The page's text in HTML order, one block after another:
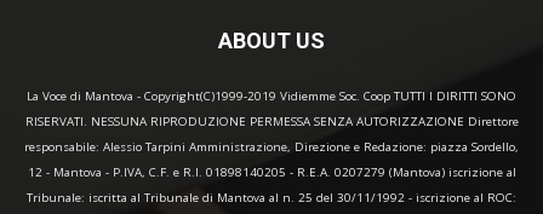
ABOUT US
La Voce di Mantova - Copyright(C)1999-2019 Vidiemme Soc. Coop TUTTI I DIRITTI SONO
RISERVATI. NESSUNA RIPRODUZIONE PERMESSA SENZA AUTORIZZAZIONE Direttore
responsabile: Alessio Tarpini Amministrazione, Direzione e Redazione: piazza Sordello,
12 - Mantova - P.IVA, C.F. e R.I. 01898140205 - R.E.A. 0207279 (Mantova) iscrizione al
Tribunale: iscritta al Tribunale di Mantova al n. 25 del 30/11/1992 - iscrizione al ROC: